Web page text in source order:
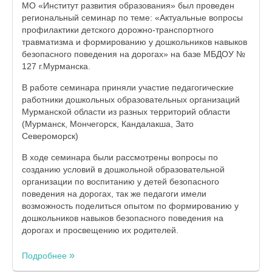
МО «Институт развития образования» был проведен
региональный семинар по теме: «Актуальные вопросы
профилактики детского дорожно-транспортного
травматизма и формированию у дошкольников навыков
безопасного поведения на дорогах» на базе МБДОУ №
127 г.Мурманска.
В работе семинара приняли участие педагогические
работники дошкольных образовательных организаций
Мурманской области из разных территорий области
(Мурманск, Мончегорск, Кандалакша, Зато
Североморск)
В ходе семинара были рассмотрены вопросы по
созданию условий в дошкольной образовательной
организации по воспитанию у детей безопасного
поведения на дорогах, так же педагоги имели
возможность поделиться опытом по формированию у
дошкольников навыков безопасного поведения на
дорогах и просвещению их родителей.
Подробнее